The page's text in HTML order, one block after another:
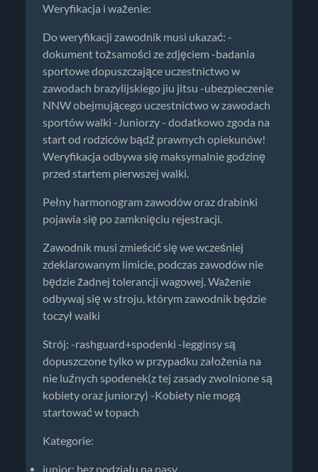
Weryfikacja i ważenie:
Do weryfikacji zawodnik musi ukazać: -
dokument tożsamości ze zdjęciem -badania
sportowe dopuszczające uczestnictwo w
zawodach brazylijskiego jiu jitsu -ubezpieczenie
NNW obejmującego uczestnictwo w zawodach
sportów walki -Juniorzy - dodatkowo zgoda na
start od rodziców bądź prawnych opiekunów!
Weryfikacja odbywa się maksymalnie godzinę
przed startem pierwszej walki.
Pełny harmonogram zawodów oraz drabinki
pojawia się po zamknięciu rejestracji.
Zawodnik musi zmieścić się we wcześniej
zdeklarowanym limicie, podczas zawodów nie
będzie żadnej tolerancji wagowej. Ważenie
odbywaj się w stroju, którym zawodnik będzie
toczył walki
Strój: -rashguard+spodenki -legginsy są
dopuszczone tylko w przypadku założenia na
nie luźnych spodenek(z tej zasady zwolnione są
kobiety oraz juniorzy) -Kobiety nie mogą
startować w topach
Kategorie:
junior: bez podziału na pasy